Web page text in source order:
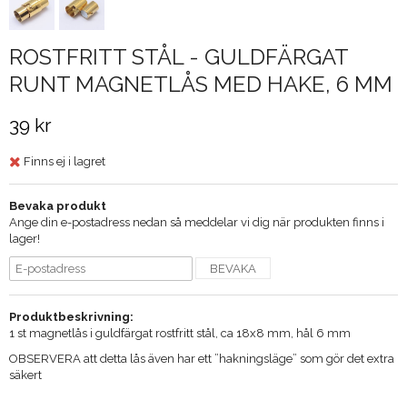
ROSTFRITT STÅL - GULDFÄRGAT
RUNT MAGNETLÅS MED HAKE, 6 MM
39 kr
Finns ej i lagret
Bevaka produkt
Ange din e-postadress nedan så meddelar vi dig när produkten finns i
lager!
BEVAKA
Produktbeskrivning:
1 st magnetlås i guldfärgat rostfritt stål, ca 18x8 mm, hål 6 mm
OBSERVERA att detta lås även har ett ”hakningsläge” som gör det extra
säkert